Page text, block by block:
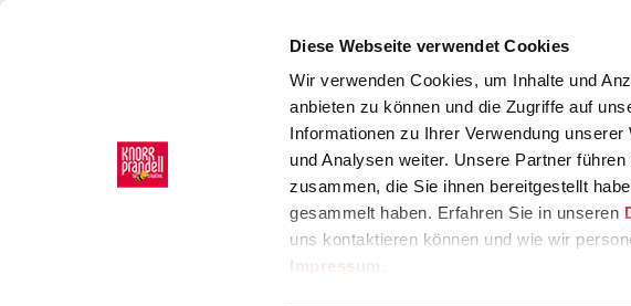
Diese Webseite verwendet Cookies
Wir verwenden Cookies, um Inhalte und
anbieten zu können und die Zugriffe auf
Informationen zu Ihrer Verwendung
und Analysen weiter. Unsere Partner
zusammen, die Sie ihnen bereitgestellt
gesammelt haben. Erfahren Sie in unseren
uns kontaktieren können und wie wir
Impressum